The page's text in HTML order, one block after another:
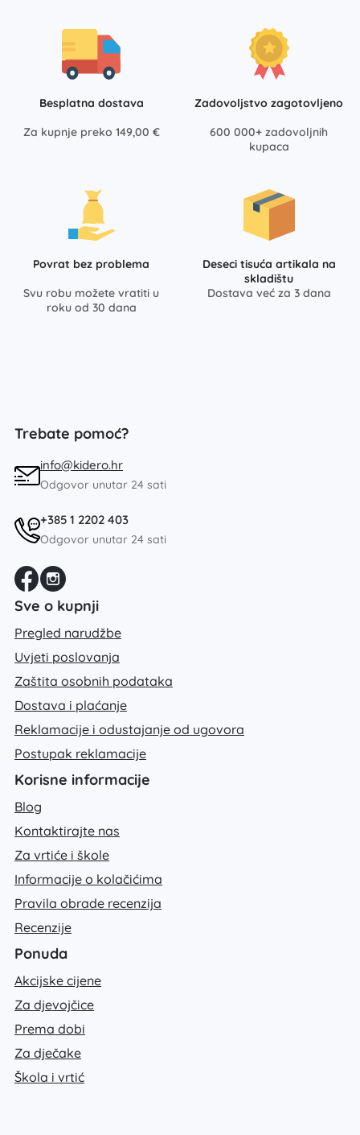
Besplatna dostava
Za kupnje preko 149,00 €
Zadovoljstvo zagotovljeno
600 000+ zadovoljnih
kupaca
Povrat bez problema
Svu robu možete vratiti u
roku od 30 dana
Deseci tisuća artikala na
skladištu
Dostava već za 3 dana
Trebate pomoć?
info@kidero.hr
Odgovor unutar 24 sati
+385 1 2202 403
Odgovor unutar 24 sati
Sve o kupnji
Pregled narudžbe
Uvjeti poslovanja
Zaštita osobnih podataka
Dostava i plaćanje
Reklamacije i odustajanje od ugovora
Postupak reklamacije
Korisne informacije
Blog
Kontaktirajte nas
Za vrtiće i škole
Informacije o kolačićima
Pravila obrade recenzija
Recenzije
Ponuda
Akcijske cijene
Za djevojčice
Prema dobi
Za dječake
Škola i vrtić